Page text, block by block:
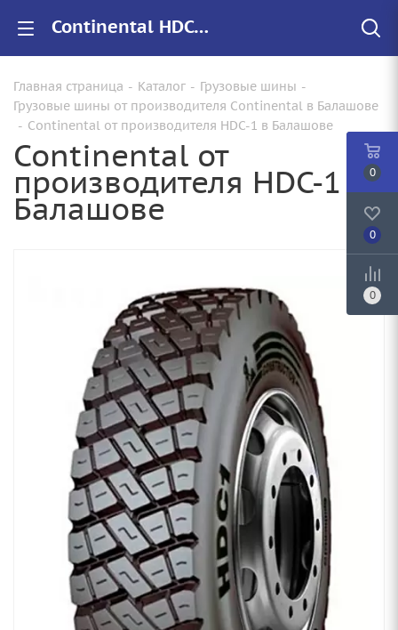
Continental HDC-1 купить в Балашове, цены на резину HDC-1 для грузовиков
Главная страница - Каталог - Грузовые шины -
Грузовые шины от производителя Continental в Балашове
- Continental от производителя HDC-1 в Балашове
Continental от
производителя HDC-1 в
Балашове
0
0
0